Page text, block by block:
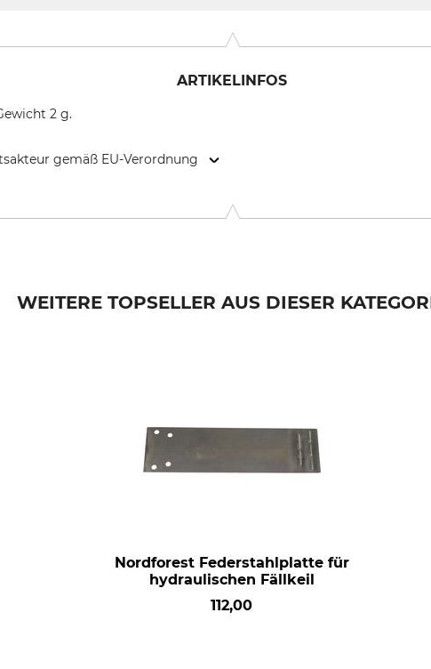
ARTIKELINFOS
2 g.
gemäß EU-Verordnung
WEITERE TOPSELLER AUS DIESER
Nordforest Federstahlplatte für
hydraulischen Fällkeil
112,00